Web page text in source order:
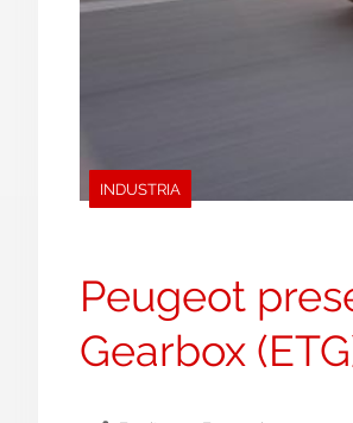
INDUSTRIA
Peugeot
Gearbox